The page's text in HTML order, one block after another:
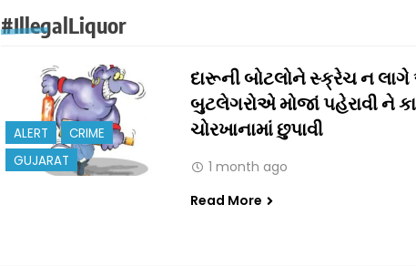
#IllegalLiquor
ALERT
CRIME
GUJARAT
દારૂની બોટલોને સ્ક્રેચ ન લાગે
બુટલેગરોએ મોજાં પહેરાવી ને
ચોરખાનામાં છુપાવી
1 month ago
Read More